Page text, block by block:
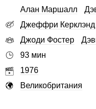
Алан Маршалл
Джеффри Керклэнд
Джоди Фостер
93 мин
1976
Великобритания